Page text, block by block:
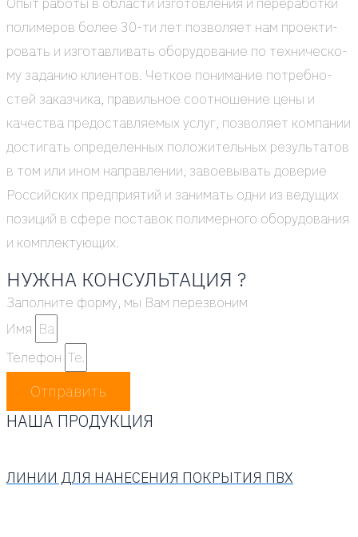
поли­ме­ров более 30-ти лет поз­во­ля­ет нам про­ек­ти­
ро­вать и изго­тав­ли­вать обо­ру­до­ва­ние по тех­ни­че­ско­
му зада­нию кли­ен­тов. Чет­кое пони­ма­ние потреб­но­
стей заказ­чи­ка, пра­виль­ное соот­но­ше­ние цены и
каче­ства предо­став­ля­е­мых услуг, поз­во­ля­ет ком­па­нии
дости­гать опре­де­лен­ных поло­жи­тель­ных резуль­та­тов
в том или ином направ­ле­нии, заво­е­вы­вать дове­рие
Рос­сий­ских пред­при­я­тий и зани­мать одни из веду­щих
пози­ций в сфе­ре поста­вок поли­мер­но­го обо­ру­до­ва­ния
и ком­плек­ту­ю­щих.
НУЖНА КОНСУЛЬТАЦИЯ ?
Запол­ни­те фор­му, мы Вам пере­зво­ним
Имя
Теле­фон
Отправить
НАША ПРОДУКЦИЯ
ЛИНИИ ДЛЯ НАНЕСЕНИЯ ПОКРЫТИЯ ПВХ